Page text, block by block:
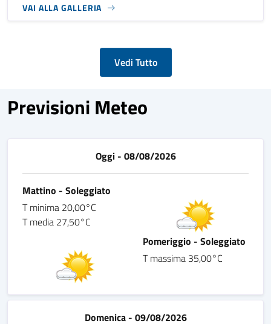
VAI ALLA GALLERIA
Vedi Tutto
Previsioni Meteo
Oggi - 08/08/2026
Mattino - Soleggiato
T minima 20,00°C
T media 27,50°C
Pomeriggio - Soleggiato
T massima 35,00°C
Domenica - 09/08/2026